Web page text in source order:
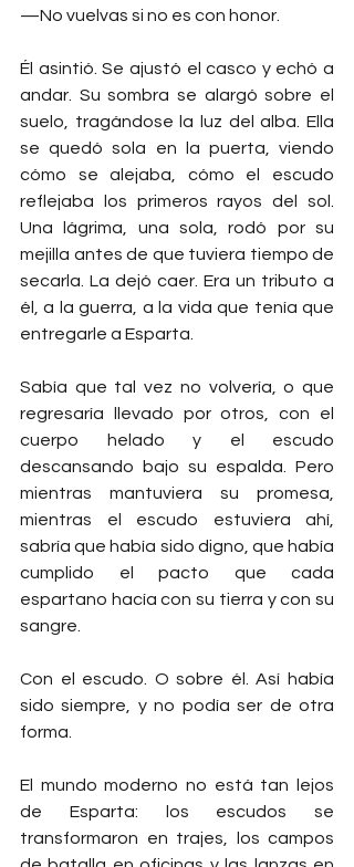
—No vuelvas si no es con honor.
Él asintió. Se ajustó el casco y echó a
andar. Su sombra se alargó sobre el
suelo, tragándose la luz del alba. Ella
se quedó sola en la puerta, viendo
cómo se alejaba, cómo el escudo
reflejaba los primeros rayos del sol.
Una lágrima, una sola, rodó por su
mejilla antes de que tuviera tiempo de
secarla. La dejó caer. Era un tributo a
él, a la guerra, a la vida que tenía que
entregarle a Esparta.
Sabía que tal vez no volvería, o que
regresaría llevado por otros, con el
cuerpo helado y el escudo
descansando bajo su espalda. Pero
mientras mantuviera su promesa,
mientras el escudo estuviera ahí,
sabría que había sido digno, que había
cumplido el pacto que cada
espartano hacía con su tierra y con su
sangre.
Con el escudo. O sobre él. Así había
sido siempre, y no podía ser de otra
forma.
El mundo moderno no está tan lejos
de Esparta: los escudos se
transformaron en trajes, los campos